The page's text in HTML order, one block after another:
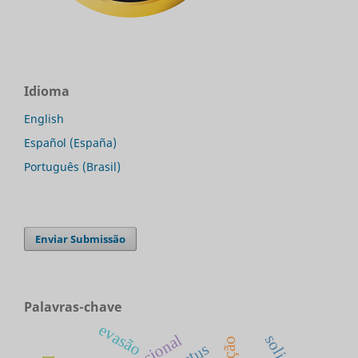
Idioma
English
Español (España)
Português (Brasil)
Enviar Submissão
Palavras-chave
evasão